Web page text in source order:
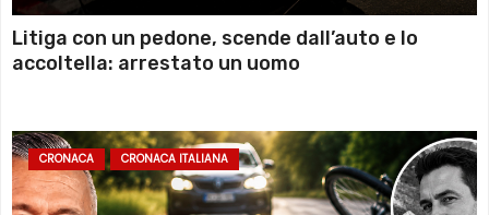
Litiga con un pedone, scende dall’auto e lo
accoltella: arrestato un uomo
CRONACA CRONACA ITALIANA